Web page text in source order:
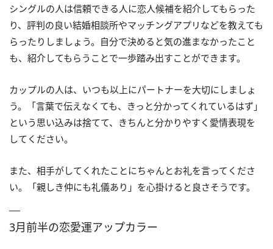
シングルの人は信頼できる人に恋人候補を紹介してもらった
り、評判の良い結婚相談所やマッチングアプリなどを教えても
らったりしましょう。自分で決めると気の進まなかったこと
も、紹介してもらうことで一歩踏み出すことができます。
カップルの人は、いつも以上にパートナーを大切にしましょ
う。「言葉で伝えなくても、きっと分かってくれているはず」
という思い込みは捨てて、きちんと分かりやすく愛情表現を
してください。
また、相手がしてくれたことにちゃんとお礼を言ってくださ
い。「親しき仲にも礼儀あり」を心掛けると良さそうです。
3月前半の恋愛運アップカラー